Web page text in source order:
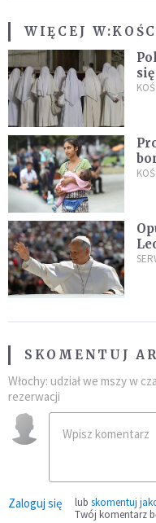
WIĘCEJ W:
SKOMENTUJ
Włochy: udział we mszy w
rezerwacji
Zaloguj się lub skomentuj
Twój komentarz